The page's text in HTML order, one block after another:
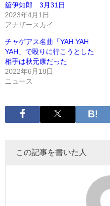
舘伊知郎 3月31日
2023年4月1日
アナザースカイ
チャゲアス名曲「YAH YAH
YAH」で殴りに行こうとした
相手は秋元康だった
2022年6月18日
ニュース
この記事を書いた人